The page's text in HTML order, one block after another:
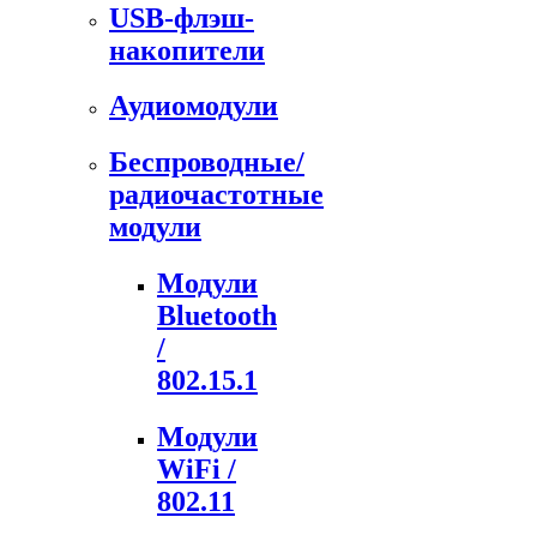
USB-флэш-
накопители
Аудиомодули
Беспроводные/
радиочастотные
модули
Модули
Bluetooth
/
802.15.1
Модули
WiFi /
802.11